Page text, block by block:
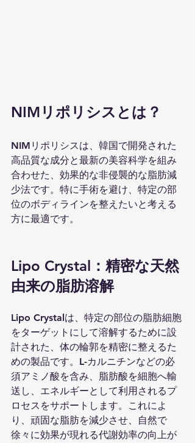
NIMリポリシスとは？
NIMリポリシスは、韓国で開発された
高品質な成分と最新の美容科学を組み
合わせた、効果的な非侵襲的な脂肪減
少法です。特に手術を避け、特定の部
位のボディラインを整えたいと考える
方に最適です。
Lipo Crystal：精密な天然
由来の脂肪溶解
Lipo Crystalは、特定の部位の脂肪細胞
をターゲットにして溶解するために設
計された、体の輪郭を精密に整えるた
めの製品です。L-カルニチンなどの必
須アミノ酸を含み、脂肪酸を細胞へ輸
送し、エネルギーとして利用されるプ
ロセスをサポートします。これによ
り、頑固な脂肪を減少させ、自然で
徐々に効果が現れる代謝効率の向上が